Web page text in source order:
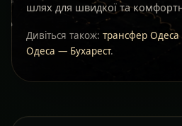
шлях для швидкої та
Дивіться також: трансфер
Одеса — Бухарест.